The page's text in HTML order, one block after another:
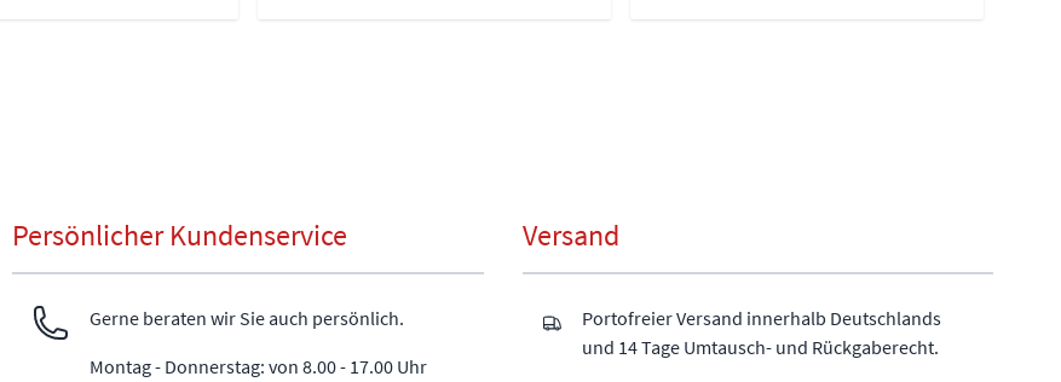
Persönlicher Kundenservice
Gerne beraten wir Sie auch persönlich.
Montag - Donnerstag: von 8.00 - 17.00 Uhr
Versand
Portofreier Versand innerhalb Deutschlands
und 14 Tage Umtausch- und Rückgaberecht.